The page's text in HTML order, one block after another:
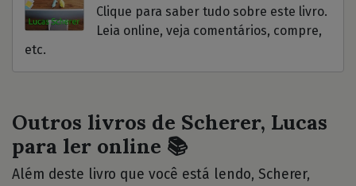
Clique para saber tudo sobre este livro.
Leia online, veja comentários, compre,
etc.
Outros livros de Scherer, Lucas
para ler online 📚
Além deste livro que você está lendo, Scherer,